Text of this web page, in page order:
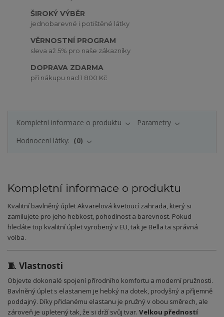
ŠIROKÝ VÝBĚR
jednobarevné i potištěné látky
VĚRNOSTNÍ PROGRAM
sleva až 5% pro naše zákazníky
DOPRAVA ZDARMA
při nákupu nad 1 800 Kč
Kompletní informace o produktu
Parametry
Hodnocení látky:
0
Kompletní informace o produktu
Kvalitní bavlněný úplet Akvarelová kvetoucí zahrada, který si
zamilujete pro jeho hebkost, pohodlnost a barevnost. Pokud
hledáte top kvalitní úplet vyrobený v EU, tak je Bella ta správná
volba.
🧵 Vlastnosti
Objevte dokonalé spojení přírodního komfortu a moderní pružnosti.
Bavlněný úplet s elastanem je hebký na dotek, prodyšný a příjemně
poddajný. Díky přidanému elastanu je pružný v obou směrech, ale
zároveň je upletený tak, že si drží svůj tvar. Velkou předností